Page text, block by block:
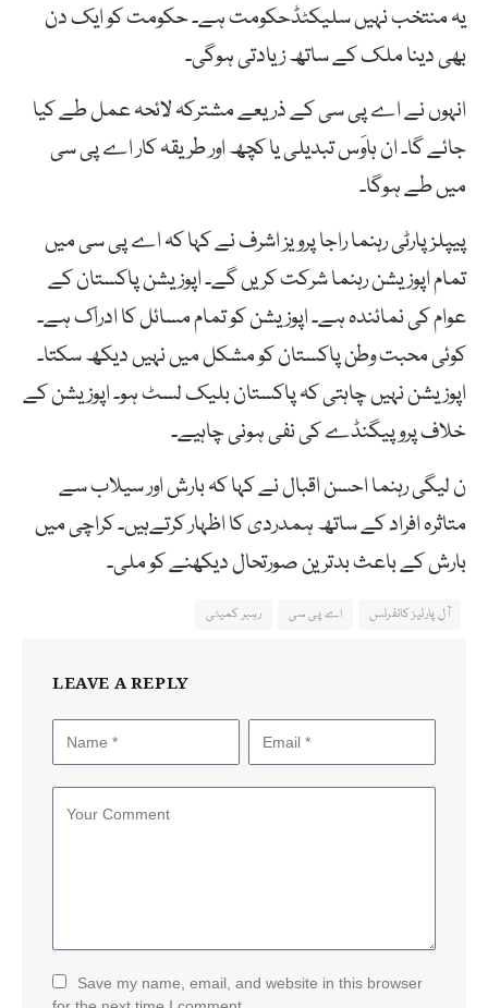
یہ منتخب نہیں سلیکٹڈحکومت ہے۔ حکومت کو ایک دن
بھی دینا ملک کے ساتھ زیادتی ہوگی۔
انہوں نے اے پی سی کے ذریعے مشترکہ لائحہ عمل طے کیا
جائے گا۔ ان ہاوَس تبدیلی یا کچھ اور طریقہ کار اے پی سی
میں طے ہوگا۔
پیپلز پارٹی رہنما راجا پرویز اشرف نے کہا کہ اے پی سی میں
تمام اپوزیشن رہنما شرکت کریں گے۔ اپوزیشن پاکستان کے
عوام کی نمائندہ ہے۔ اپوزیشن کو تمام مسائل کا ادراک ہے۔
کوئی محبت وطن پاکستان کو مشکل میں نہیں دیکھ سکتا۔
اپوزیشن نہیں چاہتی کہ پاکستان بلیک لسٹ ہو۔ اپوزیشن کے
خلاف پروپیگنڈے کی نفی ہونی چاہیے۔
ن لیگی رہنما احسن اقبال نے کہا کہ بارش اور سیلاب سے
متاثرہ افراد کے ساتھ ہمدردی کا اظہار کرتےہیں۔ کراچی میں
بارش کے باعث بدترین صورتحال دیکھنے کو ملی۔
آل پارٹیز کانفرنس اے پی سی رہبر کمیٹی
LEAVE A REPLY
Save my name, email, and website in this browser